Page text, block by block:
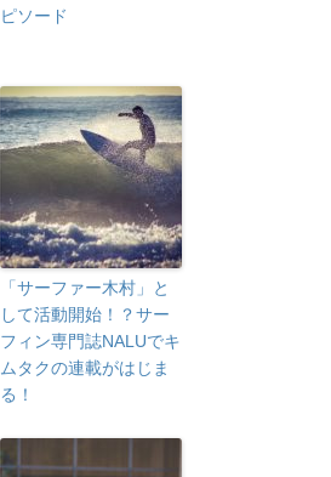
ピソード
「サーファー木村」と
して活動開始！？サー
フィン専門誌NALUでキ
ムタクの連載がはじま
る！